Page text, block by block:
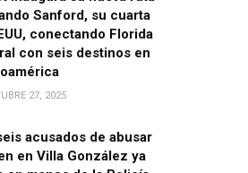
Sanford, su cuarta
conectando Florida
con seis destinos en
27, 2025
acusados de abusar
en Villa González ya